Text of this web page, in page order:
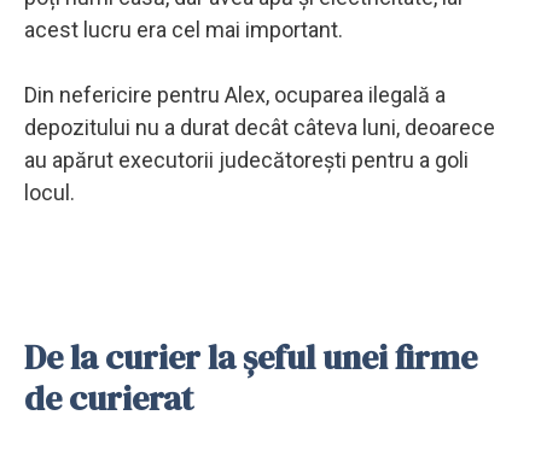
acest lucru era cel mai important.
Din nefericire pentru Alex, ocuparea ilegală a
depozitului nu a durat decât câteva luni, deoarece
au apărut executorii judecătorești pentru a goli
locul.
De la curier la șeful unei firme
de curierat